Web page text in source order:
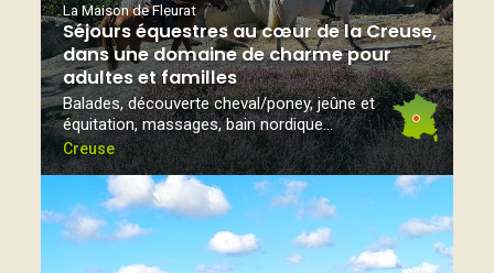
La Maison de Fleurat
Séjours équestres au cœur de la Creuse,
dans une domaine de charme pour
adultes et familles
Balades, découverte cheval/poney, jeûne et
équitation, massages, bain nordique...
Creuse